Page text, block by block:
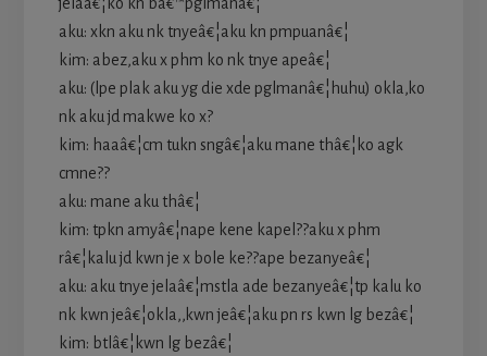
aku: xkn aku nk tnyeâ€¦aku kn pmpuanâ€¦
kim: abez,aku x phm ko nk tnye apeâ€¦
aku: (lpe plak aku yg die xde pglmanâ€¦huhu) okla,ko
nk aku jd makwe ko x?
kim: haaâ€¦cm tukn sngâ€¦aku mane thâ€¦ko agk
cmne??
aku: mane aku thâ€¦
kim: tpkn amyâ€¦nape kene kapel??aku x phm
râ€¦kalu jd kwn je x bole ke??ape bezanyeâ€¦
aku: aku tnye jelaâ€¦mstla ade bezanyeâ€¦tp kalu ko
nk kwn jeâ€¦okla,,kwn jeâ€¦aku pn rs kwn lg bezâ€¦
kim: btlâ€¦kwn lg bezâ€¦